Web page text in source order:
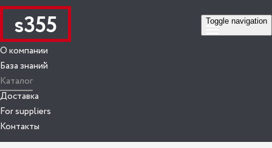
s355 Toggle navigation
О компании
База знаний
Каталог
Доставка
For suppliers
Контакты